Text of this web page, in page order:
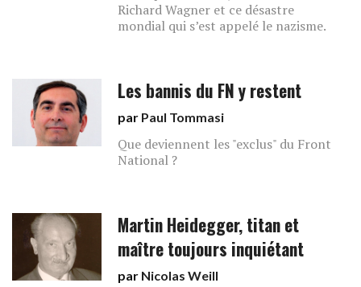
Richard Wagner et ce désastre
mondial qui s’est appelé le nazisme.
Les bannis du FN y restent
par Paul Tommasi
Que deviennent les "exclus" du Front
National ?
Martin Heidegger, titan et
maître toujours inquiétant
par Nicolas Weill